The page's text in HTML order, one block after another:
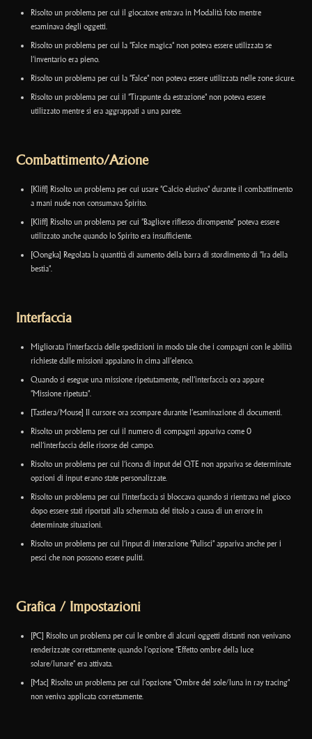
Risolto un problema per cui il giocatore entrava in Modalità foto mentre
esaminava degli oggetti.
Risolto un problema per cui la "Falce magica" non poteva essere utilizzata se
l’inventario era pieno.
Risolto un problema per cui la "Falce" non poteva essere utilizzata nelle zone sicure.
Risolto un problema per cui il "Tirapunte da estrazione" non poteva essere
utilizzato mentre si era aggrappati a una parete.
Combattimento/Azione
[Kliff] Risolto un problema per cui usare "Calcio elusivo" durante il combattimento
a mani nude non consumava Spirito.
[Kliff] Risolto un problema per cui "Bagliore riflesso dirompente" poteva essere
utilizzato anche quando lo Spirito era insufficiente.
[Oongka] Regolata la quantità di aumento della barra di stordimento di "Ira della
bestia".
Interfaccia
Migliorata l’interfaccia delle spedizioni in modo tale che i compagni con le abilità
richieste dalle missioni appaiano in cima all’elenco.
Quando si esegue una missione ripetutamente, nell’interfaccia ora appare
"Missione ripetuta".
[Tastiera/Mouse] Il cursore ora scompare durante l’esaminazione di documenti.
Risolto un problema per cui il numero di compagni appariva come 0
nell’interfaccia delle risorse del campo.
Risolto un problema per cui l’icona di input del QTE non appariva se determinate
opzioni di input erano state personalizzate.
Risolto un problema per cui l’interfaccia si bloccava quando si rientrava nel gioco
dopo essere stati riportati alla schermata del titolo a causa di un errore in
determinate situazioni.
Risolto un problema per cui l’input di interazione "Pulisci" appariva anche per i
pesci che non possono essere puliti.
Grafica / Impostazioni
[PC] Risolto un problema per cui le ombre di alcuni oggetti distanti non venivano
renderizzate correttamente quando l’opzione "Effetto ombre della luce
solare/lunare" era attivata.
[Mac] Risolto un problema per cui l’opzione "Ombre del sole/luna in ray tracing"
non veniva applicata correttamente.